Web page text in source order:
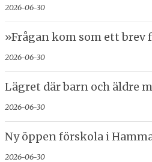
2026-06-30
»Frågan kom som ett brev
2026-06-30
Lägret där barn och äldre
2026-06-30
Ny öppen förskola i
2026-06-30